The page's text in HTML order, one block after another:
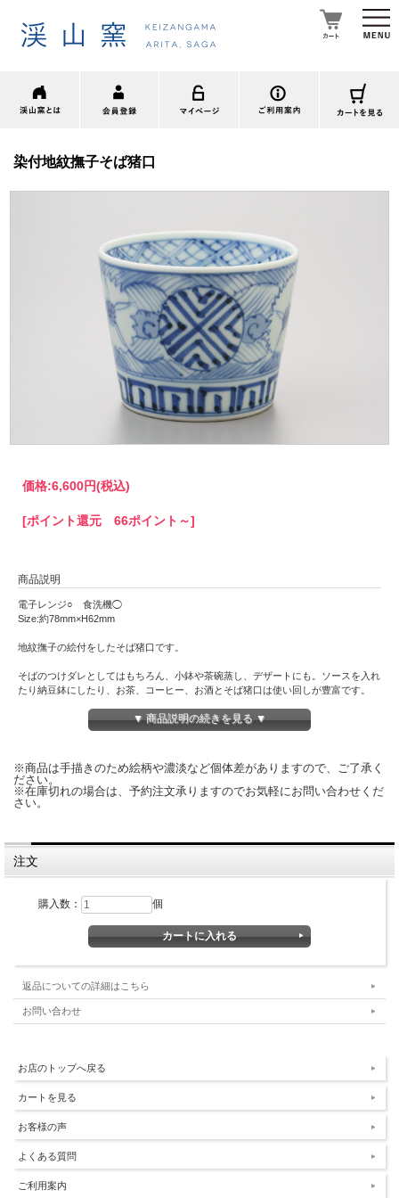
染付地紋撫子そば猪口
価格:6,600円(税込)
[ポイント還元 66ポイント～]
商品説明
電子レンジ○ 食洗機◯
Size:約78mm×H62mm
地紋撫子の絵付をしたそば猪口です。
そばのつけダレとしてはもちろん、小鉢や茶碗蒸し、デザートにも。ソースを入れ
たり納豆鉢にしたり、お茶、コーヒー、お酒とそば猪口は使い回しが豊富です。
▼ 商品説明の続きを見る ▼
※商品は手描きのため絵柄や濃淡など個体差がありますので、ご了承く
ださい。
※在庫切れの場合は、予約注文承りますのでお気軽にお問い合わせくだ
さい。
注文
購入数： 個
返品についての詳細はこちら
お問い合わせ
お店のトップへ戻る
カートを見る
お客様の声
よくある質問
ご利用案内